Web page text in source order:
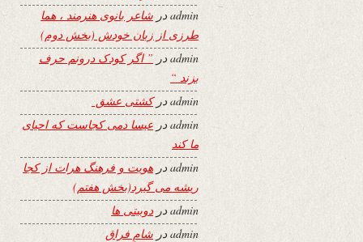
adminدر شاعر بانوی هنرمند ، هما
طرزی از زبان خودش (بخش دوم)
adminدر ” اگر کودک درونم حرف
بزند “
adminدرکشتی عشق
adminدر عیسا دمی کجاست که احیای
ما کند
adminدر هویت و فرهنگ هرات از کجا
ریشه می گیرد(بخش هفتم)
adminدردوبیتی ها
admin در شامِ فراق